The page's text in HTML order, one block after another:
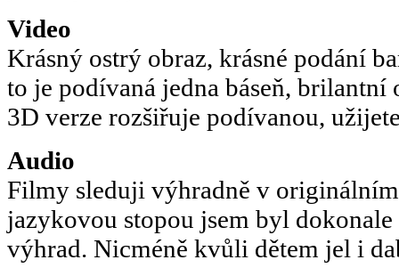
Video
Krásný ostrý obraz, krásné podání
to je podívaná jedna báseň,
3D verze rozšiřuje podívanou,
Audio
Filmy sleduji výhradně v
jazykovou stopou jsem byl dokonale
výhrad. Nicméně kvůli dětem jel i